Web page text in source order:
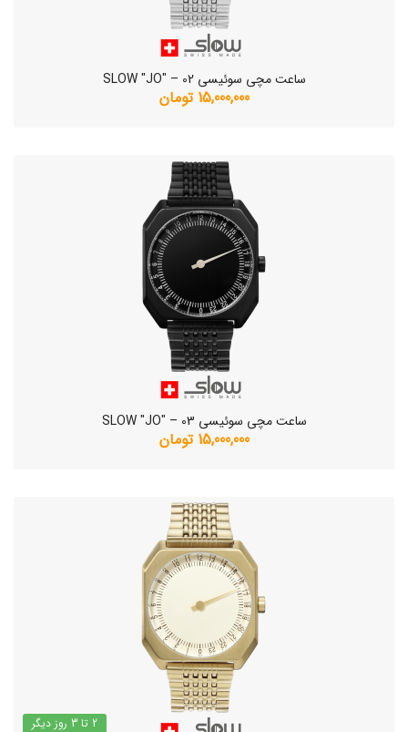
ساعت مچی سوئیسی SLOW "JO" – 02
15,000,000 تومان
ساعت مچی سوئیسی SLOW "JO" – 03
15,000,000 تومان
2 تا 3 روز دیگر